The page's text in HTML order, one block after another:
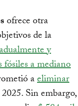
ofrece otra
de la
y
a mediano
aeliminar
Sin embargo,